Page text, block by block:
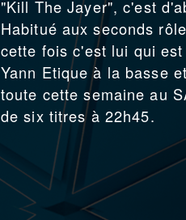
"Kill The Jayer", c'est
Habitué aux seconds
cette fois c'est lui qui
Yann Etique à la basse
toute cette semaine au
de six titres à 22h45.